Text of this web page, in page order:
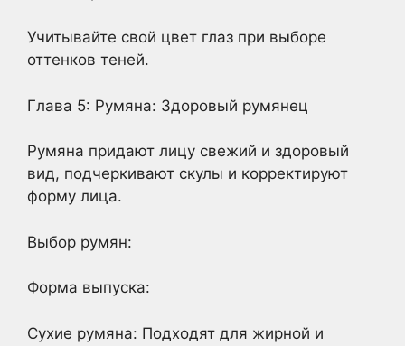
Учитывайте свой цвет глаз при выборе
оттенков теней.
Глава 5: Румяна: Здоровый румянец
Румяна придают лицу свежий и здоровый
вид, подчеркивают скулы и корректируют
форму лица.
Выбор румян:
Форма выпуска:
Сухие румяна: Подходят для жирной и